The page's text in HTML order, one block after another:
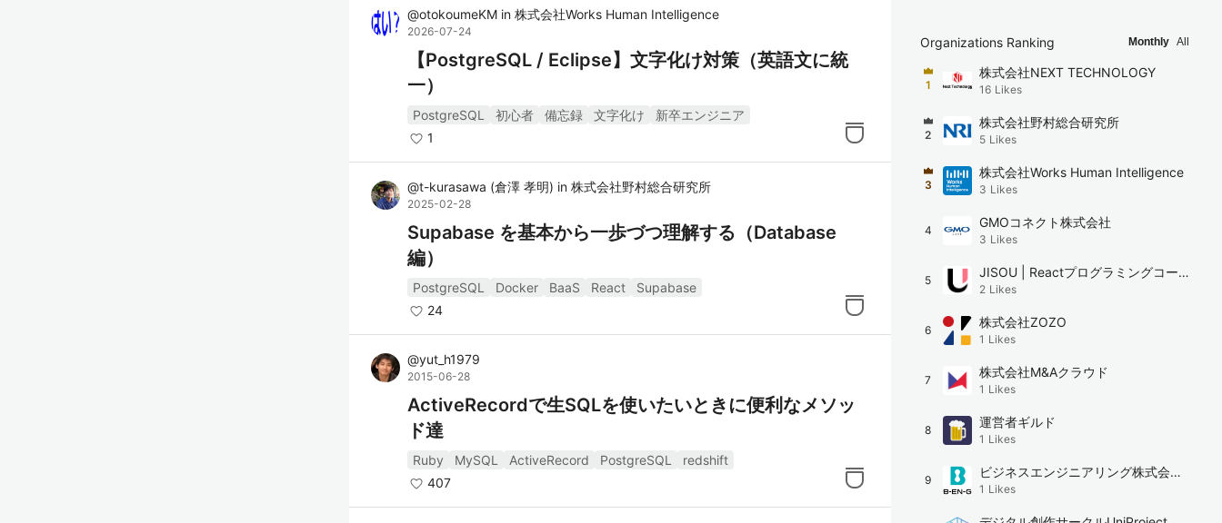
クスメソッド、外部データラッパー（FDW）などを追加で
き、データベースの機能を自由に拡張できます。
並列処理とパフォーマンス:
キューム機能など、パフォーマンスを最適化するための多
ACID特性とMVCC:
トランザクションの完全性を保証するためのACID特性（At
omicity, Consistency, Isolation, Durability）と、複数バー
ジョン同時実行制御（MVCC）をサポートしています。
セキュリティ:
役割ベースのアクセス制御（RBAC）、行レベルセキュリ
ティ、SSL/TLSによる通信の暗号化、監査機能など、高度
なセキュリティ機能を提供しています。
リカバリとバックアップ:
ポイントインタイムリカバリ（PITR）、ストリーミングレ
プリケーション、ロジカルレプリケーションなどのバック
アップとリカバリ機能が充実しています。
リファレンス
@otokoumeKM in 株式会社Works Human Intelligence
2026-07-24
【PostgreSQL / Eclipse】文字化け対策（英語文に統
一）
PostgreSQL 初心者 備忘録 文字化け
新卒エンジニア
1
@t-kurasawa (倉澤 孝明) in 株式会社野村総合研究所
2025-02-28
Supabase を基本から一歩づつ理解する（Database
編）
PostgreSQL Docker BaaS React
Supabase
24
@yut_h1979
2015-06-28
ActiveRecordで生SQLを使いたいときに便利なメソッ
ド達
Ruby MySQL ActiveRecord PostgreSQL
redshift
407
Organizations Ranking Monthly All
1
株式会社NEXT TECHNOLOGY
16 Likes
2
株式会社野村総合研究所
5 Likes
3
株式会社Works Human Intelligence
3 Likes
4
GMOコネクト株式会社
3 Likes
5
JISOU | Reactプログラミングコーチ
ング
2 Likes
6
株式会社ZOZO
1 Likes
7
株式会社M&Aクラウド
1 Likes
8
運営者ギルド
1 Likes
9
ビジネスエンジニアリング株式会社
(B-EN-G)
1 Likes